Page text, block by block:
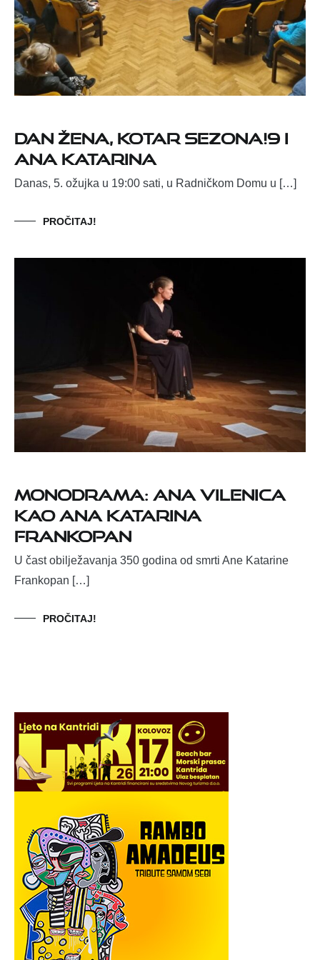
Dan žena, Kotar SEZONA!9 i
Ana Katarina
Danas, 5. ožujka u 19:00 sati, u Radničkom Domu u […]
PROČITAJ!
Monodrama: Ana Vilenica
kao Ana Katarina
Frankopan
U čast obilježavanja 350 godina od smrti Ane Katarine
Frankopan […]
PROČITAJ!